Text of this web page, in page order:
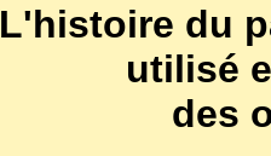
L'histoire du
utilisé
des